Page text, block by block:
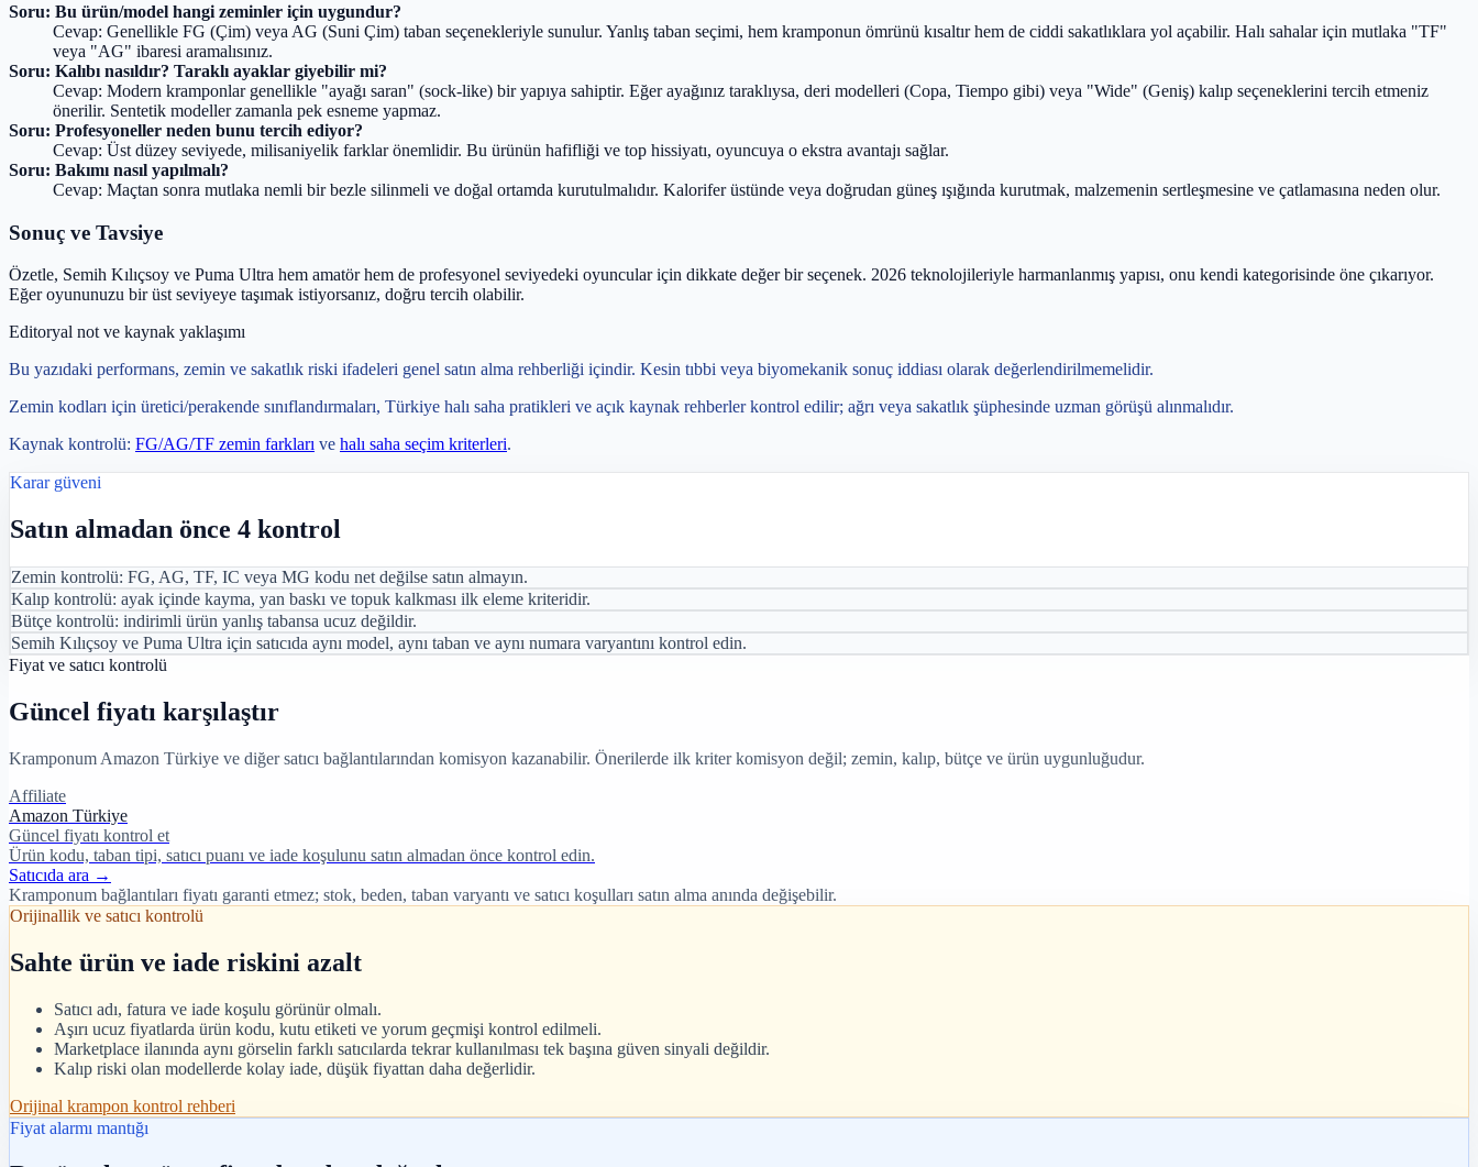
Soru: Bu ürün/model hangi zeminler için uygundur?
Cevap: Genellikle FG (Çim) veya AG (Suni Çim) taban seçenekleriyle sunulur. Yanlış taban seçimi, hem kramponun ömrünü kısaltır hem de ciddi sakatlıklara yol açabilir. Halı sahalar için mutlaka "TF"
veya "AG" ibaresi aramalısınız.
Soru: Kalıbı nasıldır? Taraklı ayaklar giyebilir mi?
Cevap: Modern kramponlar genellikle "ayağı saran" (sock-like) bir yapıya sahiptir. Eğer ayağınız taraklıysa, deri modelleri (Copa, Tiempo gibi) veya "Wide" (Geniş) kalıp seçeneklerini tercih etmeniz
önerilir. Sentetik modeller zamanla pek esneme yapmaz.
Soru: Profesyoneller neden bunu tercih ediyor?
Cevap: Üst düzey seviyede, milisaniyelik farklar önemlidir. Bu ürünün hafifliği ve top hissiyatı, oyuncuya o ekstra avantajı sağlar.
Soru: Bakımı nasıl yapılmalı?
Cevap: Maçtan sonra mutlaka nemli bir bezle silinmeli ve doğal ortamda kurutulmalıdır. Kalorifer üstünde veya doğrudan güneş ışığında kurutmak, malzemenin sertleşmesine ve çatlamasına neden olur.
Sonuç ve Tavsiye
Özetle, Semih Kılıçsoy ve Puma Ultra hem amatör hem de profesyonel seviyedeki oyuncular için dikkate değer bir seçenek. 2026 teknolojileriyle harmanlanmış yapısı, onu kendi kategorisinde öne çıkarıyor.
Eğer oyununuzu bir üst seviyeye taşımak istiyorsanız, doğru tercih olabilir.
Editoryal not ve kaynak yaklaşımı
Bu yazıdaki performans, zemin ve sakatlık riski ifadeleri genel satın alma rehberliği içindir. Kesin tıbbi veya biyomekanik sonuç iddiası olarak değerlendirilmemelidir.
Zemin kodları için üretici/perakende sınıflandırmaları, Türkiye halı saha pratikleri ve açık kaynak rehberler kontrol edilir; ağrı veya sakatlık şüphesinde uzman görüşü alınmalıdır.
Kaynak kontrolü: FG/AG/TF zemin farkları ve halı saha seçim kriterleri.
Karar güveni
Satın almadan önce 4 kontrol
Zemin kontrolü: FG, AG, TF, IC veya MG kodu net değilse satın almayın.
Kalıp kontrolü: ayak içinde kayma, yan baskı ve topuk kalkması ilk eleme kriteridir.
Bütçe kontrolü: indirimli ürün yanlış tabansa ucuz değildir.
Semih Kılıçsoy ve Puma Ultra için satıcıda aynı model, aynı taban ve aynı numara varyantını kontrol edin.
Fiyat ve satıcı kontrolü
Güncel fiyatı karşılaştır
Kramponum Amazon Türkiye ve diğer satıcı bağlantılarından komisyon kazanabilir. Önerilerde ilk kriter komisyon değil; zemin, kalıp, bütçe ve ürün uygunluğudur.
Affiliate
Amazon Türkiye
Güncel fiyatı kontrol et
Ürün kodu, taban tipi, satıcı puanı ve iade koşulunu satın almadan önce kontrol edin.
Satıcıda ara →
Kramponum bağlantıları fiyatı garanti etmez; stok, beden, taban varyantı ve satıcı koşulları satın alma anında değişebilir.
Orijinallik ve satıcı kontrolü
Sahte ürün ve iade riskini azalt
Satıcı adı, fatura ve iade koşulu görünür olmalı.
Aşırı ucuz fiyatlarda ürün kodu, kutu etiketi ve yorum geçmişi kontrol edilmeli.
Marketplace ilanında aynı görselin farklı satıcılarda tekrar kullanılması tek başına güven sinyali değildir.
Kalıp riski olan modellerde kolay iade, düşük fiyattan daha değerlidir.
Orijinal krampon kontrol rehberi
Fiyat alarmı mantığı